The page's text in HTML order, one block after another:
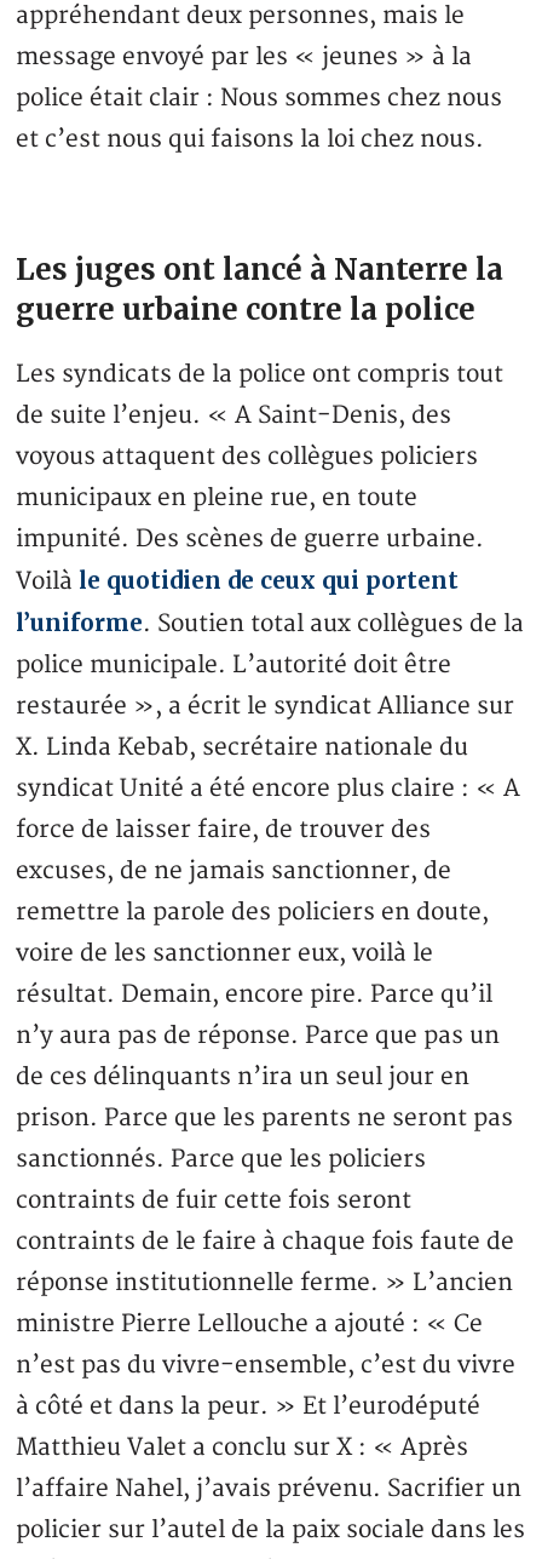
appréhendant deux personnes, mais le
message envoyé par les « jeunes » à la
police était clair : Nous sommes chez nous
et c’est nous qui faisons la loi chez nous.
Les juges ont lancé à Nanterre la
guerre urbaine contre la police
Les syndicats de la police ont compris tout
de suite l’enjeu. « A Saint-Denis, des
voyous attaquent des collègues policiers
municipaux en pleine rue, en toute
impunité. Des scènes de guerre urbaine.
Voilà le quotidien de ceux qui portent
l’uniforme. Soutien total aux collègues de la
police municipale. L’autorité doit être
restaurée », a écrit le syndicat Alliance sur
X. Linda Kebab, secrétaire nationale du
syndicat Unité a été encore plus claire : « A
force de laisser faire, de trouver des
excuses, de ne jamais sanctionner, de
remettre la parole des policiers en doute,
voire de les sanctionner eux, voilà le
résultat. Demain, encore pire. Parce qu’il
n’y aura pas de réponse. Parce que pas un
de ces délinquants n’ira un seul jour en
prison. Parce que les parents ne seront pas
sanctionnés. Parce que les policiers
contraints de fuir cette fois seront
contraints de le faire à chaque fois faute de
réponse institutionnelle ferme. » L’ancien
ministre Pierre Lellouche a ajouté : « Ce
n’est pas du vivre-ensemble, c’est du vivre
à côté et dans la peur. » Et l’eurodéputé
Matthieu Valet a conclu sur X : « Après
l’affaire Nahel, j’avais prévenu. Sacrifier un
policier sur l’autel de la paix sociale dans les